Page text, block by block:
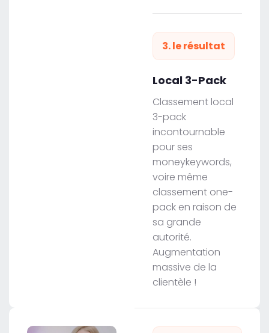
3. le résultat
Local 3-Pack
Classement local
3-pack
incontournable
pour ses
moneykeywords,
voire même
classement one-
pack en raison de
sa grande
autorité.
Augmentation
massive de la
clientèle !